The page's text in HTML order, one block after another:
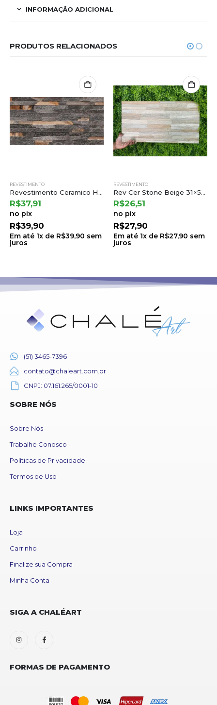
INFORMAÇÃO ADICIONAL
PRODUTOS RELACIONADOS
REVESTIMENTO
Revestimento Ceramico Hdm 37310r Ret 35×70 a Incefra
R$37,91
no pix
R$39,90
Em até 1x de R$39,90 sem
juros
REVESTIMENTO
Rev Cer Stone Beige 31×59 a Cejatel (2,19) Ton.23 B.6 Lt.23
R$26,51
no pix
R$27,90
Em até 1x de R$27,90 sem
juros
(51) 3465-7396
contato@chaleart.com.br
CNPJ: 07.161.265/0001-10
SOBRE NÓS
Sobre Nós
Trabalhe Conosco
Políticas de Privacidade
Termos de Uso
LINKS IMPORTANTES
Loja
Carrinho
Finalize sua Compra
Minha Conta
SIGA A CHALÉART
FORMAS DE PAGAMENTO